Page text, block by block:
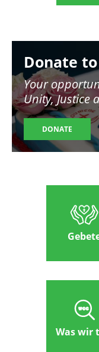
Donate
Your
Unity, Justice
DONATE
Was wir